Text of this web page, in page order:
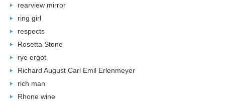
rearview mirror
ring girl
respects
Rosetta Stone
rye ergot
Richard August Carl Emil Erlenmeyer
rich man
Rhone wine